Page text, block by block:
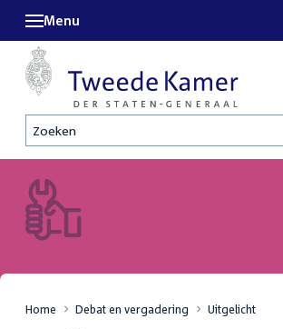
Zoeken
Menu
Home Debat en vergadering Uitgelicht